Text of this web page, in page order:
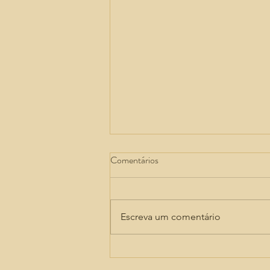
Seguro rural ganha força diante
previsibilidade dos recursos
Comentários
Escreva um comentário